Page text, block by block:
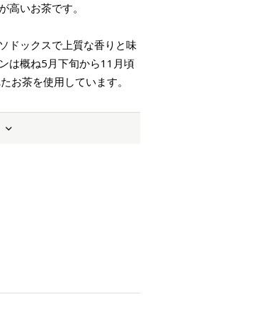
高いお茶です。
ドックスで上質な香りと味
は概ね5月下旬から11月頃
お茶を使用しています。